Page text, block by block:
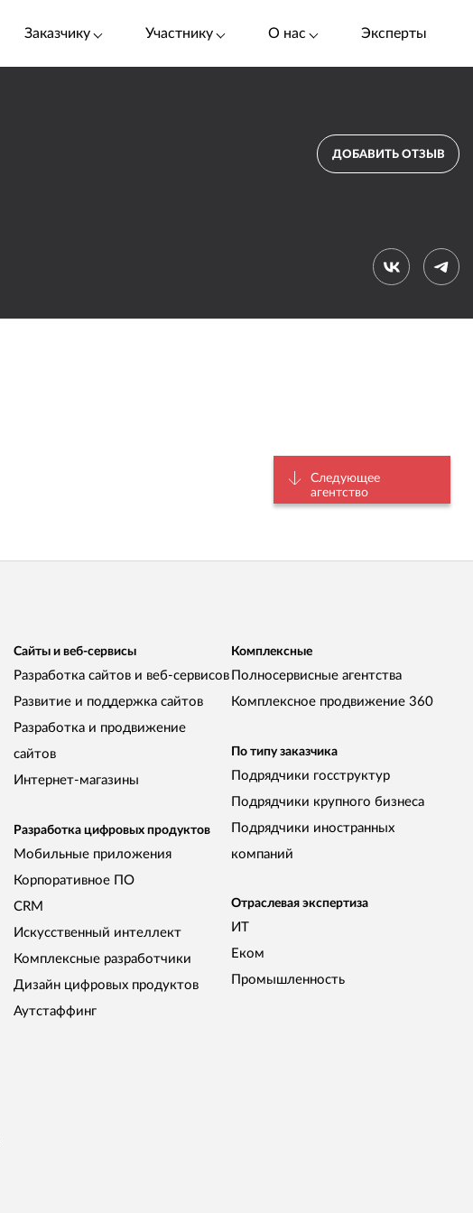
Заказчику Участнику О нас Эксперты
ДОБАВИТЬ ОТЗЫВ
Следующее
агентство
Сайты и веб-сервисы
Разработка сайтов и веб-сервисов
Развитие и поддержка сайтов
Разработка и продвижение
сайтов
Интернет-магазины
Разработка цифровых продуктов
Мобильные приложения
Корпоративное ПО
CRM
Искусственный интеллект
Комплексные разработчики
Дизайн цифровых продуктов
Аутстаффинг
Комплексные
Полносервисные агентства
Комплексное продвижение 360
По типу заказчика
Подрядчики госструктур
Подрядчики крупного бизнеса
Подрядчики иностранных
компаний
Отраслевая экспертиза
ИТ
Еком
Промышленность